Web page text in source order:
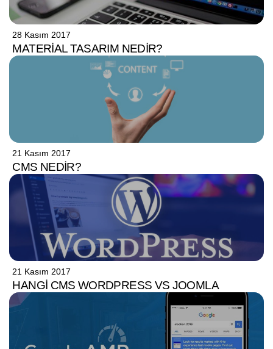
28 Kasım 2017
MATERIAL TASARIM NEDIR?
21 Kasım 2017
CMS NEDIR?
21 Kasım 2017
HANGI CMS WORDPRESS VS JOOMLA